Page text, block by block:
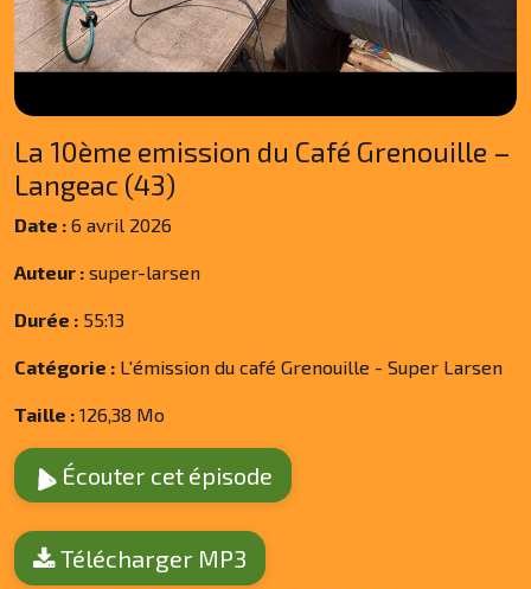
La 10ème emission du Café Grenouille –
Langeac (43)
Date : 6 avril 2026
Auteur : super-larsen
Durée : 55:13
Catégorie : L'émission du café Grenouille - Super Larsen
Taille : 126,38 Mo
Écouter cet épisode
Télécharger MP3